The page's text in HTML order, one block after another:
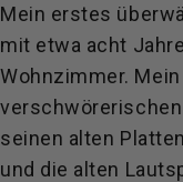
Mein erstes
mit etwa acht
Wohnzimmer.
seinen alten
und die alten